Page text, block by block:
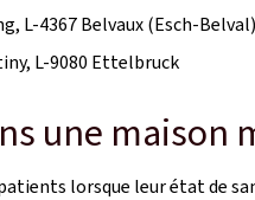
L-4367 Belvaux (Esch-Belval)
L-9080 Ettelbruck
une maison
lorsque leur état de